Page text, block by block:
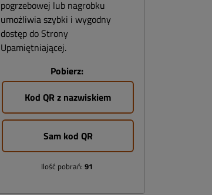
pogrzebowej lub nagrobku
umożliwia szybki i wygodny
dostęp do Strony
Upamiętniającej.
Pobierz:
Kod QR z nazwiskiem
Sam kod QR
Ilość pobrań: 91